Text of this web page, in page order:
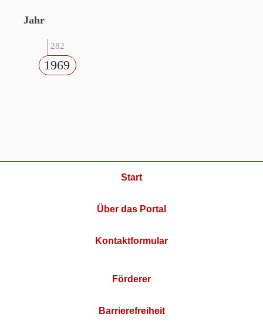
Jahr
282
1969
Start
Über das Portal
Kontaktformular
Förderer
Barrierefreiheit